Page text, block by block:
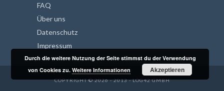
FAQ
Über uns
Datenschutz
Impressum
COPYRIGHT © 2026 - 2013 - LOG42 GMBH
Durch die weitere Nutzung der Seite stimmst du der Verwendung
von Cookies zu.Weitere Informationen Akzeptieren